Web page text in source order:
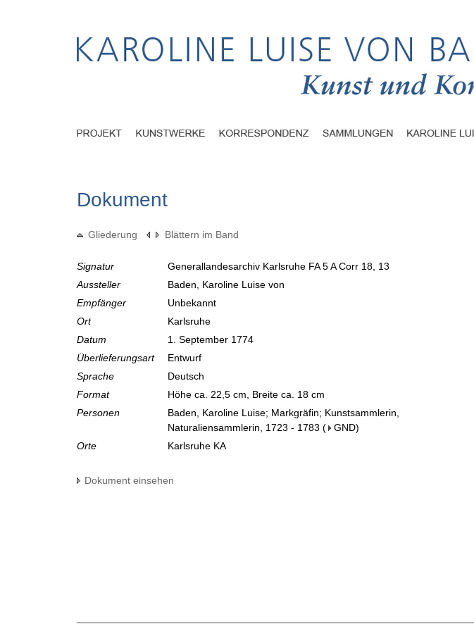
Dokument
Gliederung Blättern im Band
Signatur
Generallandesarchiv Karlsruhe FA 5 A Corr 18, 13
Aussteller
Baden, Karoline Luise von
Empfänger
Unbekannt
Ort
Karlsruhe
Datum
1. September 1774
Überlieferungsart
Entwurf
Sprache
Deutsch
Format
Höhe ca. 22,5 cm, Breite ca. 18 cm
Personen
Baden, Karoline Luise; Markgräfin; Kunstsammlerin,
Naturaliensammlerin, 1723 - 1783 ( GND)
Orte
Karlsruhe KA
Dokument einsehen